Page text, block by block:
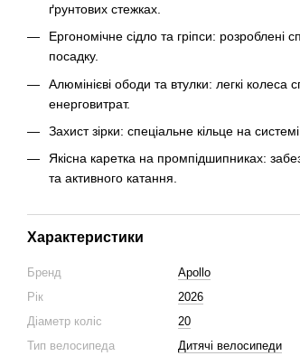
ґрунтових стежках.
Ергономічне сідло та гріпси: розроблені
посадку.
Алюмінієві ободи та втулки: легкі
енерговитрат.
Захист зірки: спеціальне кільце на
Якісна каретка на промпідшипниках:
та активного катання.
Характеристики
Бренд
Apollo
Рік
2026
Діаметр коліс
20
Тип велосипеда
Дитячі велосипеди